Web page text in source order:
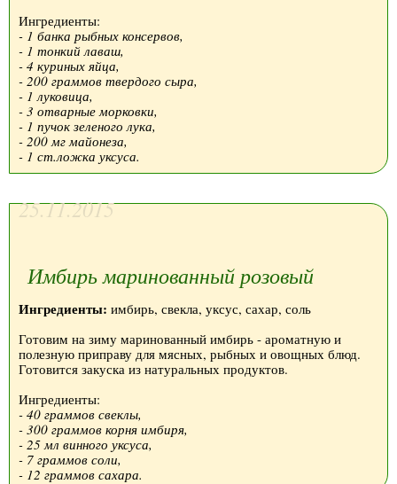
Ингредиенты:
- 1 банка рыбных консервов,
- 1 тонкий лаваш,
- 4 куриных яйца,
- 200 граммов твердого сыра,
- 1 луковица,
- 3 отварные морковки,
- 1 пучок зеленого лука,
- 200 мг майонеза,
- 1 ст.ложка уксуса.
25.11.2015
Имбирь маринованный розовый
Ингредиенты: имбирь, свекла, уксус, сахар, соль
Готовим на зиму маринованный имбирь - ароматную и
полезную приправу для мясных, рыбных и овощных блюд.
Готовится закуска из натуральных продуктов.
Ингредиенты:
- 40 граммов свеклы,
- 300 граммов корня имбиря,
- 25 мл винного уксуса,
- 7 граммов соли,
- 12 граммов сахара.